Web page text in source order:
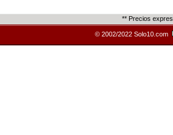
** Precios
© 2002/2022 Solo10.com